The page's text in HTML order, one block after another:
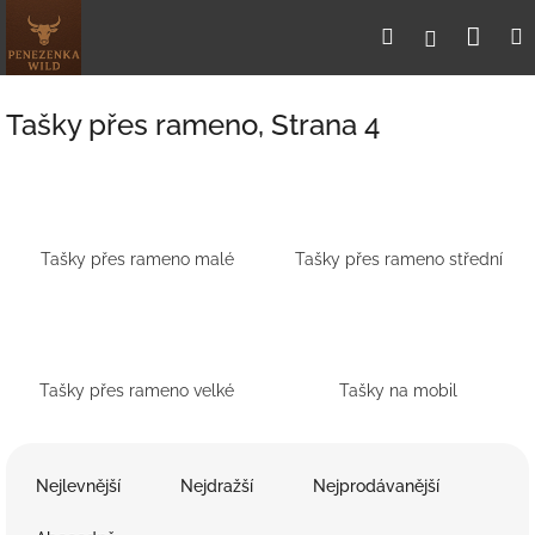
obsah
HledatPřihlášení
Tašky přes rameno, Strana 4
Tašky přes rameno malé Tašky přes rameno střední
Tašky přes rameno velké Tašky na mobil
Nejlevnější Nejdražší Nejprodávanější